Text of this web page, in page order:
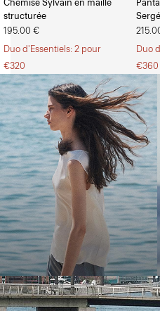
Chemise Sylvain en maille
structurée
195.00 €
Duo d'Essentiels: 2 pour
€320
Duo
€360
Mode Femme
La fraîcheur à
Des tissus légers comme une
Une saison au frais.
MODE FEMME